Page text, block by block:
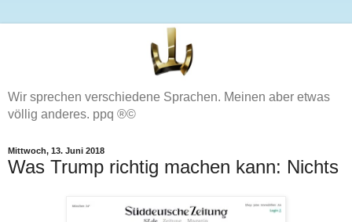
Wir sprechen verschiedene Sprachen. Meinen aber etwas
völlig anderes. ppq ®©
Mittwoch, 13. Juni 2018
Was Trump richtig machen kann: Nichts